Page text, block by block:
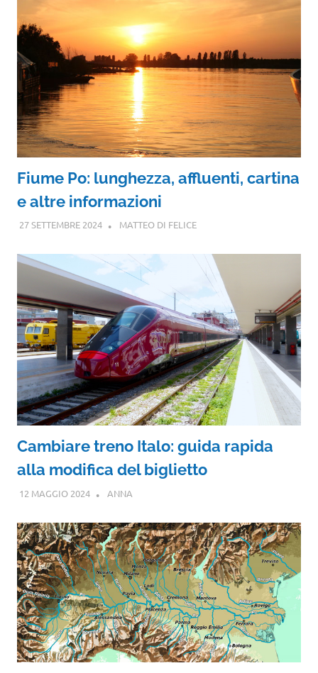
Fiume Po: lunghezza, affluenti, cartina
e altre informazioni
27 SETTEMBRE 2024 MATTEO DI FELICE
Cambiare treno Italo: guida rapida
alla modifica del biglietto
12 MAGGIO 2024 ANNA